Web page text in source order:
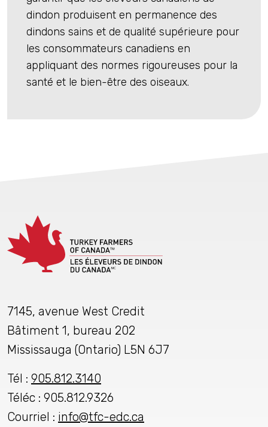
dindon produisent en permanence des
dindons sains et de qualité supérieure pour
les consommateurs canadiens en
appliquant des normes rigoureuses pour la
santé et le bien-être des oiseaux.
7145, avenue West Credit
Bâtiment 1, bureau 202
Mississauga (Ontario) L5N 6J7
Tél : 905.812.3140
Téléc : 905.812.9326
Courriel : info@tfc-edc.ca